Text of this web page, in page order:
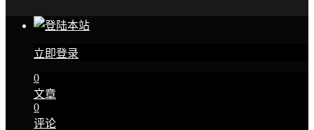
立即登录
0
文章
0
评论